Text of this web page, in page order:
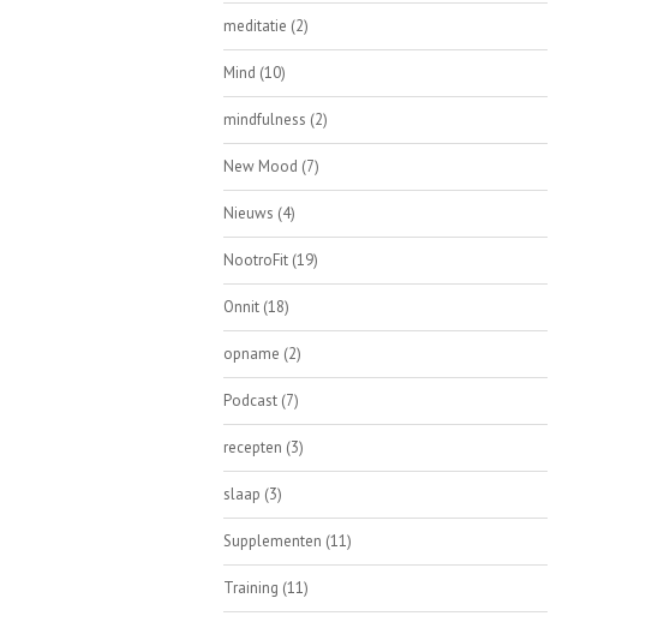
meditatie (2)
Mind (10)
mindfulness (2)
New Mood (7)
Nieuws (4)
NootroFit (19)
Onnit (18)
opname (2)
Podcast (7)
recepten (3)
slaap (3)
Supplementen (11)
Training (11)